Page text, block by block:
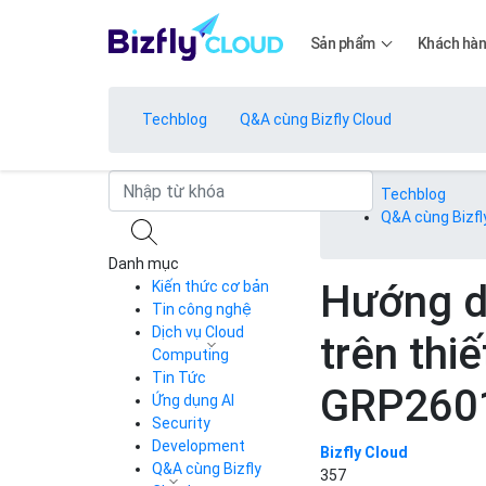
Sản phẩm
Bảng giá
Bảng giá
Khách
Techblog Q&A cùng Bizfly Cloud
Techblog
Q&A cùng
Hướng
trên
Bizfly Cloud
357
Danh mục
Kiến thức cơ bản
Tin công nghệ
Dịch vụ Cloud
Computing
Cloud Server
CDN
Load Balancer
Auto Scaling
Container Registry
Tin Tức
Ứng dụng AI
Security
Development
Q&A cùng Bizfly